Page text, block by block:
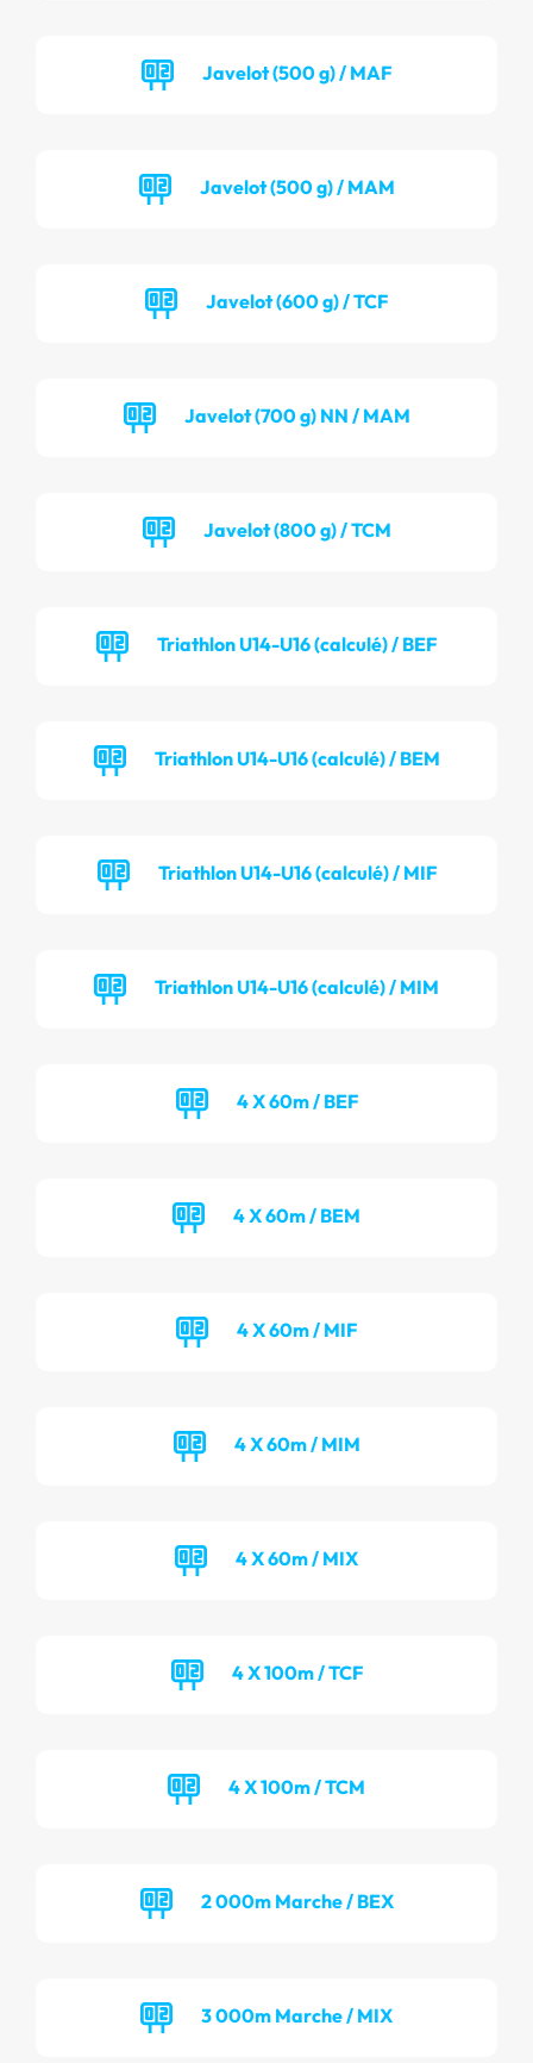
Javelot (500 g) / MAF
Javelot (500 g) / MAM
Javelot (600 g) / TCF
Javelot (700 g) NN / MAM
Javelot (800 g) / TCM
Triathlon U14-U16 (calculé) / BEF
Triathlon U14-U16 (calculé) / BEM
Triathlon U14-U16 (calculé) / MIF
Triathlon U14-U16 (calculé) / MIM
4 X 60m / BEF
4 X 60m / BEM
4 X 60m / MIF
4 X 60m / MIM
4 X 60m / MIX
4 X 100m / TCF
4 X 100m / TCM
2 000m Marche / BEX
3 000m Marche / MIX